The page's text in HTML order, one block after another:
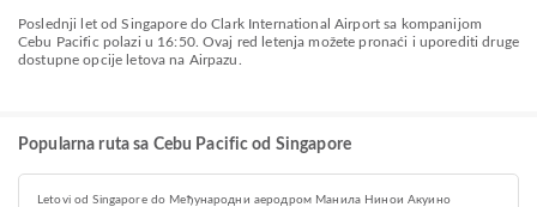
Poslednji let od Singapore do Clark International Airport sa kompanijom
Cebu Pacific polazi u 16:50. Ovaj red letenja možete pronaći i uporediti druge
dostupne opcije letova na Airpazu.
Popularna ruta sa Cebu Pacific od Singapore
Letovi od Singapore do Међународни аеродром Манила Нинои Акуино